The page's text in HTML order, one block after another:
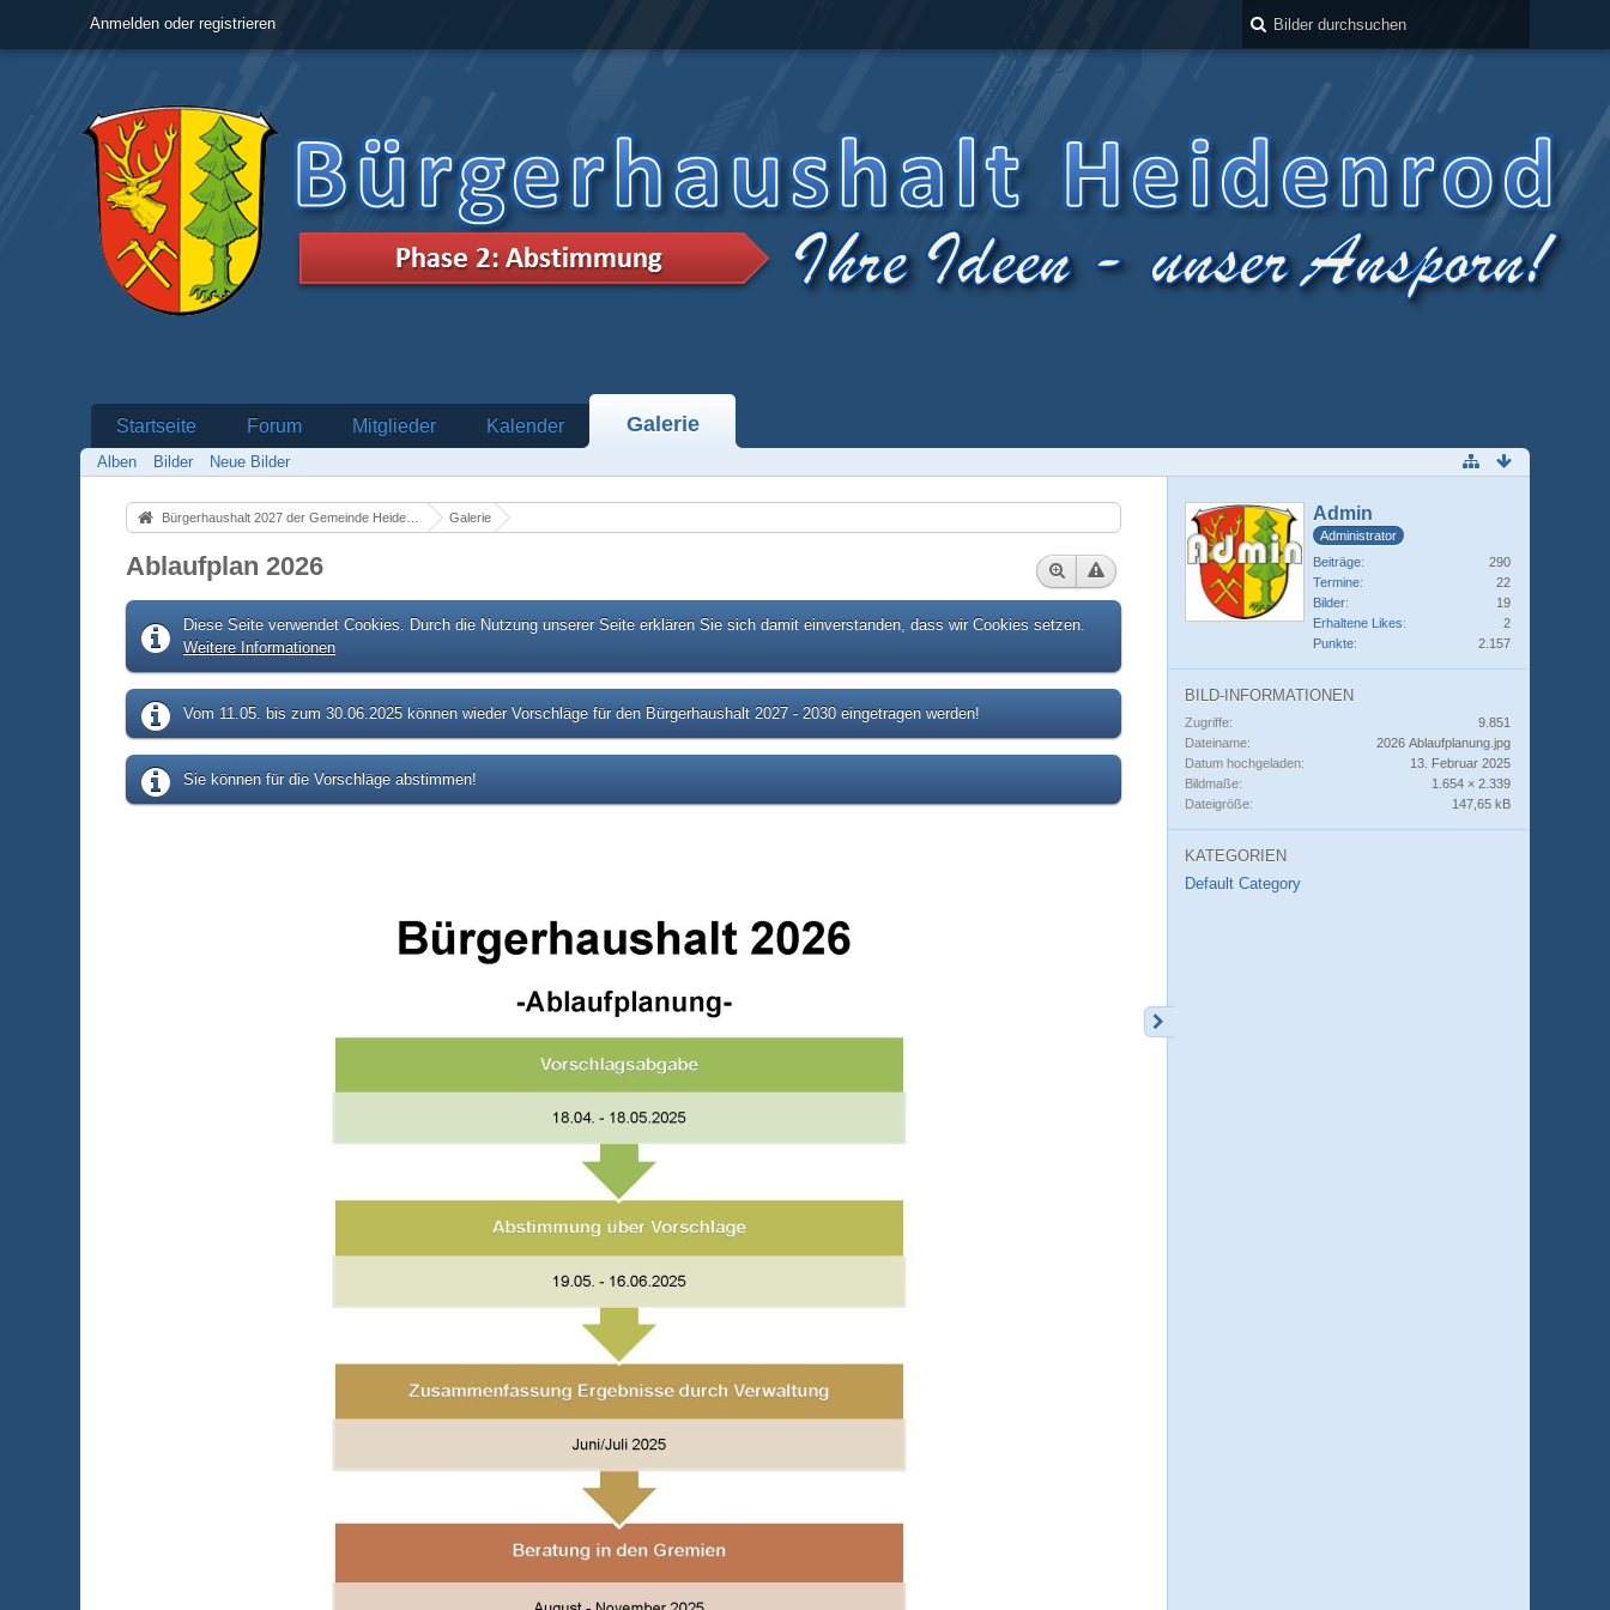
Anmelden oder registrieren
Startseite Forum Mitglieder Kalender Galerie
Alben Bilder Neue Bilder
Bürgerhaushalt 2027 der Gemeinde Heidenrod Galerie
Ablaufplan 2026
Diese Seite verwendet Cookies. Durch die Nutzung unserer Seite erklären Sie sich damit einverstanden, dass wir Cookies setzen.
Weitere Informationen
Vom 11.05. bis zum 30.06.2025 können wieder Vorschläge für den Bürgerhaushalt 2027 - 2030 eingetragen werden!
Sie können für die Vorschläge abstimmen!
Admin
Administrator
Beiträge
290
Termine
22
Bilder
19
Erhaltene Likes
2
Punkte
2.157
BILD-INFORMATIONEN
Zugriffe
9.851
Dateiname
2026 Ablaufplanung.jpg
Datum hochgeladen
13. Februar 2025
Bildmaße
1.654 × 2.339
Dateigröße
147,65 kB
KATEGORIEN
Default Category